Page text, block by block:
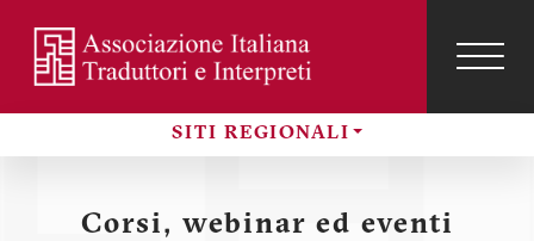
contenuto
principale
SITI REGIONALI
Menu
profilo
utente
Corsi, webinar ed eventi